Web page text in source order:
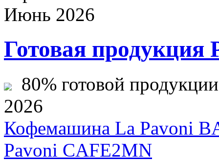
Июнь 2026
Готовая продукция
80% готовой
2026
Кофемашина La Pavoni
Pavoni CAFE2MN